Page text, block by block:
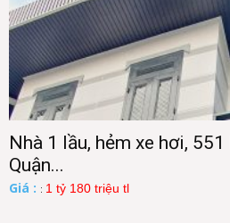
Nhà 1 lầu, hẻm xe hơi, 551
Quận...
Giá : : 1 tỷ 180 triệu tl